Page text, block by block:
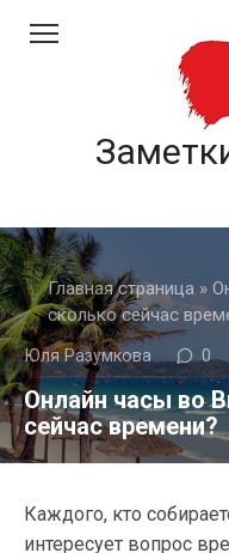
Главная страница »
сколько сейчас
Юля Разумкова 0
Онлайн часы во
сейчас времени?
Каждого, кто
интересует вопрос